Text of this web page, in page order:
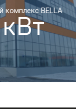
комплекс BELLA